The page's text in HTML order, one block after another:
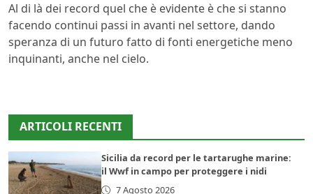
Al di là dei record quel che è evidente è che si stanno
facendo continui passi in avanti nel settore, dando
speranza di un futuro fatto di fonti energetiche meno
inquinanti, anche nel cielo.
ARTICOLI RECENTI
Sicilia da record per le tartarughe marine:
il Wwf in campo per proteggere i nidi
7 Agosto 2026